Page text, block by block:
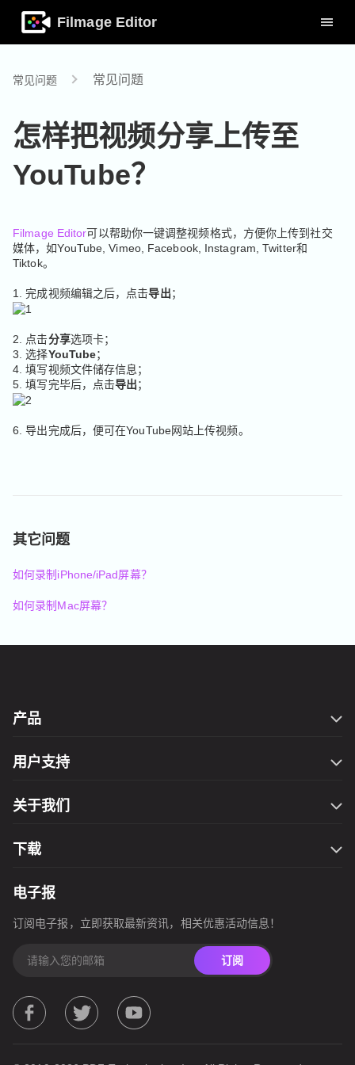
Filmage Editor
常见问题 常见问题
怎样把视频分享上传至
YouTube？
Filmage Editor可以帮助你一键调整视频格式，方便你上传到社交
媒体，如YouTube, Vimeo, Facebook, Instagram, Twitter和
Tiktok。
1. 完成视频编辑之后，点击导出；
2. 点击分享选项卡；
3. 选择YouTube；
4. 填写视频文件储存信息；
5. 填写完毕后，点击导出；
6. 导出完成后，便可在YouTube网站上传视频。
其它问题
如何录制iPhone/iPad屏幕？
如何录制Mac屏幕？
产品
Filmage Converter
PDF Reader Pro
ComPDFKit Conversion SDK
用户支持
开学季
圣诞大促
国庆节活动
关于我们
下载
Filmage Screen for Mac
Filmage Converter for Mac
Filmage Converter for Windows
Filmage Converter for Android
电子报
订阅电子报，立即获取最新资讯，相关优惠活动信息！
订阅